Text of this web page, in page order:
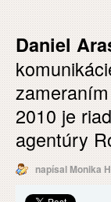
Daniel
2010 je
agentúry
napísal Monika